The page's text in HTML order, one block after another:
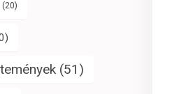
(20)
(51)